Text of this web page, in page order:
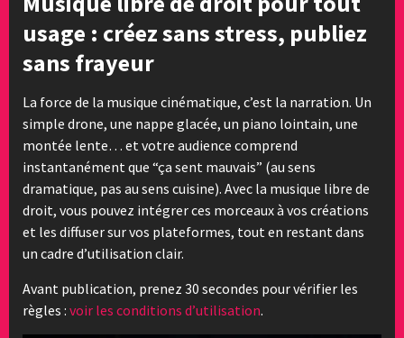
usage : créez sans stress, publiez
sans frayeur
La force de la musique cinématique, c’est la narration. Un
simple drone, une nappe glacée, un piano lointain, une
montée lente… et votre audience comprend
instantanément que “ça sent mauvais” (au sens
dramatique, pas au sens cuisine). Avec la musique libre de
droit, vous pouvez intégrer ces morceaux à vos créations
et les diffuser sur vos plateformes, tout en restant dans
un cadre d’utilisation clair.
Avant publication, prenez 30 secondes pour vérifier les
règles : voir les conditions d’utilisation.